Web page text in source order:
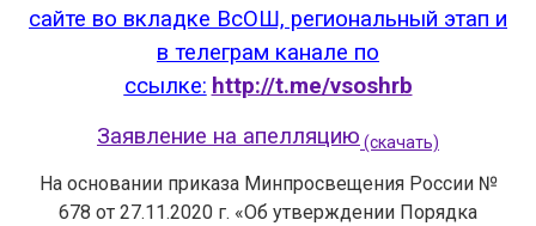
сайте во вкладке ВсОШ, региональный этап и
в телеграм канале по
ссылке: http://t.me/vsoshrb
Заявление на апелляцию (скачать)
На основании приказа Минпросвещения России №
678 от 27.11.2020 г. «Об утверждении Порядка